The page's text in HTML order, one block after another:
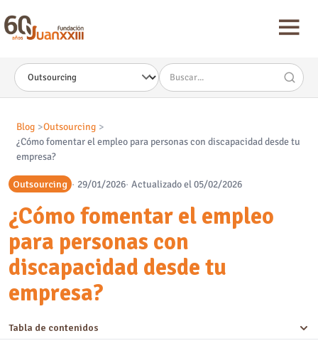
este
sitio
incluye
sistema
accesibilidad.
Blog
Outsourcing
¿Cómo fomentar el empleo para personas con discapacidad desde tu
empresa?
Outsourcing 29/01/2026 Actualizado el 05/02/2026
¿Cómo fomentar el empleo
para personas con
discapacidad desde tu
empresa?
Tabla de contenidos